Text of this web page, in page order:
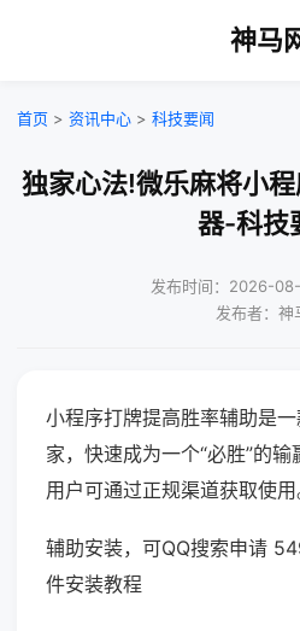
神马
首页 > 资讯中心 > 科技要闻
独家心法!微乐麻将小
器-科技
发布时间：2026-
发布者：神
小程序打牌提高胜率辅助是
家，快速成为一个“必胜”的
用户可通过正规渠道获取使用
辅助安装，可QQ搜索申请
件安装教程